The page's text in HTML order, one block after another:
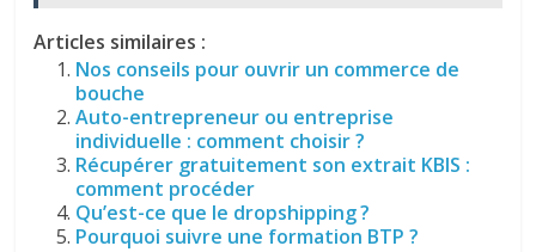
Articles similaires :
Nos conseils pour ouvrir un commerce de
bouche
Auto-entrepreneur ou entreprise
individuelle : comment choisir ?
Récupérer gratuitement son extrait KBIS :
comment procéder
Qu’est-ce que le dropshipping ?
Pourquoi suivre une formation BTP ?